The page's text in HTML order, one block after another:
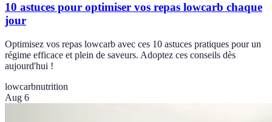
10 astuces pour optimiser vos repas lowcarb chaque
jour
Optimisez vos repas lowcarb avec ces 10 astuces pratiques pour un
régime efficace et plein de saveurs. Adoptez ces conseils dès
aujourd'hui !
lowcarbnutrition
Aug 6